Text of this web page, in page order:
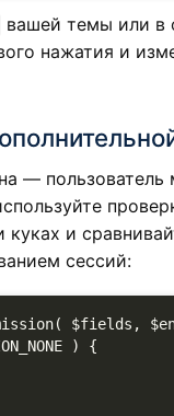
вашей темы или в
нажатия и
—
и
сессий:
$fields,